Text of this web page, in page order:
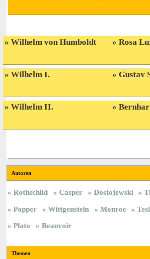
Wilhelm von Humboldt
Wilhelm I.
Wilhelm II.
Rosa
Gustav
Autoren
Rothschild Casper Dostojewski
Popper
Wittgenstein Monroe
Plato
Beauvoir
Themen